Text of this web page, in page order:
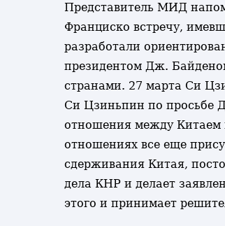
Представитель МИД
Франциско встречу,
разработали
президентом Дж.
странами. 27 марта Си
Си Цзиньпин по просьбе
отношения между Китаем
отношениях все еще
сдерживания Китая,
дела КНР и делает
этого и принимает